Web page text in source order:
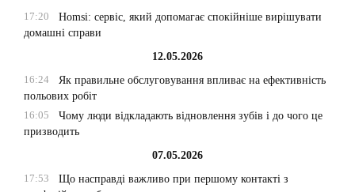
17:20
Homsi: сервіс, який допомагає спокійніше вирішувати
домашні справи
12.05.2026
16:24
Як правильне обслуговування впливає на ефективність
польових робіт
16:05
Чому люди відкладають відновлення зубів і до чого це
призводить
07.05.2026
17:53
Що насправді важливо при першому контакті з